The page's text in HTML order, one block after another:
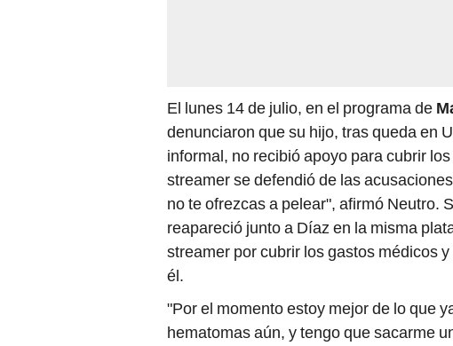
El lunes 14 de julio, en el programa de
denunciaron que su hijo, tras queda en
informal, no recibió apoyo para cubrir
streamer se defendió de las
no te ofrezcas a pelear", afirmó Neutro.
reapareció junto a Díaz en la misma
streamer por cubrir los gastos médicos
él.
"Por el momento estoy mejor de lo que
hematomas aún, y tengo que sacarme